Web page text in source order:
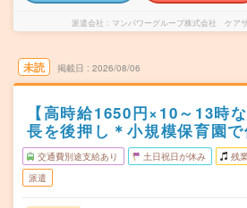
派遣会社 マンパワーグループ株式会社 ケア
未読 掲載日 2026/08/06
【高時給1650円×10～13時
長を後押し＊小規模保育園
交通費別途支給あり 土日祝日が休み 残
派遣